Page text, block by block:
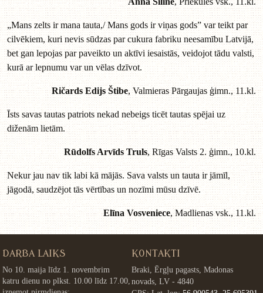
„Mans zelts ir mana tauta,/ Mans gods ir viņas gods” var teikt par
cilvēkiem, kuri nevis sūdzas par cukura fabriku neesamību Latvijā,
bet gan lepojas par paveikto un aktīvi iesaistās, veidojot tādu valsti,
kurā ar lepnumu var un vēlas dzīvot.
Ričards Edijs Štibe, Valmieras Pārgaujas ģimn., 11.kl.
Īsts savas tautas patriots nekad nebeigs ticēt tautas spējai uz
diženām lietām.
Rūdolfs Arvīds Truls, Rīgas Valsts 2. ģimn., 10.kl.
Nekur jau nav tik labi kā mājās. Sava valsts un tauta ir jāmīl,
jāgodā, saudzējot tās vērtības un nozīmi mūsu dzīvē.
Elīna Vosveniece, Madlienas vsk., 11.kl.
DARBA LAIKS
No 10. maija līdz 1. novembrim
katru dienu no plkst. 10.00 līdz 17.00,
KONTAKTI
Braki, Ērgļu pagasts, Madonas
novads, LV - 4840